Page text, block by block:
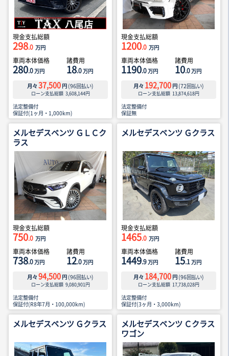
現金支払総額
298.0 万円
車両本体価格
280.0万円
諸費用
18.0万円
月々 37,500 円 (96回払い)
ローン支払総額 3,608,144円
法定整備付
保証付(1ヶ月・1,000km)
現金支払総額
1200.0 万円
車両本体価格
1190.0万円
諸費用
10.0万円
月々 192,700 円 (72回払い)
ローン支払総額 13,874,618円
法定整備付
保証無
メルセデスベンツ ＧＬＣク
ラス
現金支払総額
750.0 万円
車両本体価格
738.0万円
諸費用
12.0万円
月々 94,500 円 (96回払い)
ローン支払総額 9,080,901円
法定整備付
保証付(R8年7月・100,000km)
メルセデスベンツ Ｇクラス
現金支払総額
1465.0 万円
車両本体価格
1449.9万円
諸費用
15.1万円
月々 184,700 円 (96回払い)
ローン支払総額 17,738,028円
法定整備付
保証付(3ヶ月・3,000km)
メルセデスベンツ Ｇクラス
メルセデスベンツ Ｃクラス
ワゴン